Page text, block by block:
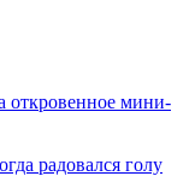
откровенное мини-
радовался голу